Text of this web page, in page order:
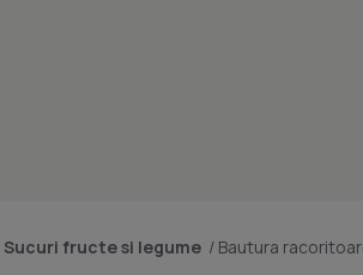
Sucuri fructe si legume / Bautura